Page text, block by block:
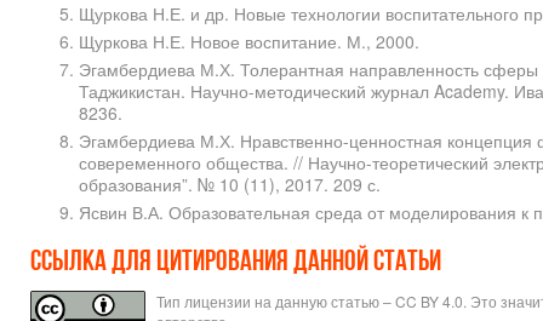
Щуркова Н.Е. и др. Новые технологии воспитательного
Щуркова Н.Е. Новое воспитание. М., 2000.
Эгамбердиева М.Х. Толерантная направленность сферы
Таджикистан. Научно-методический журнал Academy.
8236.
Эгамбердиева М.Х. Нравственно-ценностная концепция
совеременного общества. // Научно-теоретический
образования”. № 10 (11), 2017. 209 с.
Ясвин В.А. Образовательная среда от моделирования
Ссылка для цитирования данной статьи
Тип лицензии на данную статью – CC BY 4.0. Это